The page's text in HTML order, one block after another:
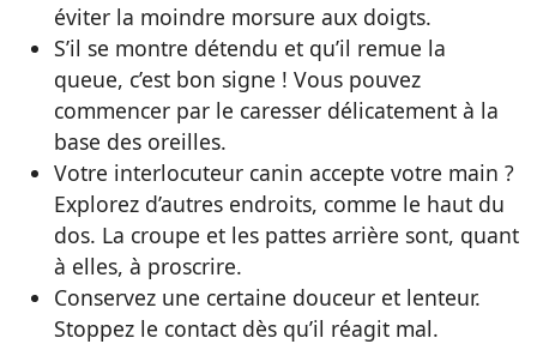
éviter la moindre morsure aux doigts.
S’il se montre détendu et qu’il remue la
queue, c’est bon signe ! Vous pouvez
commencer par le caresser délicatement à la
base des oreilles.
Votre interlocuteur canin accepte votre main ?
Explorez d’autres endroits, comme le haut du
dos. La croupe et les pattes arrière sont, quant
à elles, à proscrire.
Conservez une certaine douceur et lenteur.
Stoppez le contact dès qu’il réagit mal.